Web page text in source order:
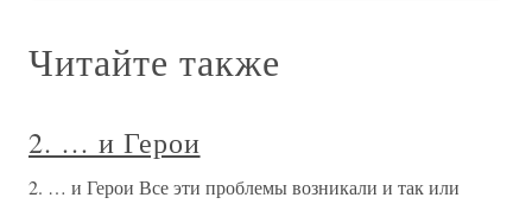
Читайте также
2. … и Герои
2. … и Герои Все эти проблемы возникали и так или